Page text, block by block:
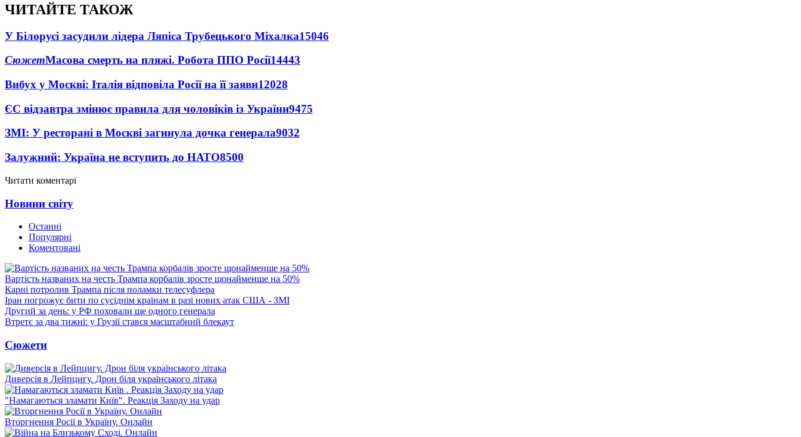
ЧИТАЙТЕ ТАКОЖ
У Білорусі засудили лідера Ляпіса Трубецького Міхалка15046
СюжетМасова смерть на пляжі. Робота ППО Росії14443
Вибух у Москві: Італія відповіла Росії на її заяви12028
ЄС відзавтра змінює правила для чоловіків із України9475
ЗМІ: У ресторані в Москві загинула дочка генерала9032
Залужний: Україна не вступить до НАТО8500
Читати коментарі
Новини світу
Останні
Популярні
Коментовані
Вартість названих на честь Трампа корбалів зросте щонайменше на 50%
Карні потролив Трампа після поламки телесуфлера
Іран погрожує бити по сусіднім країнам в разі нових атак США - ЗМІ
Другий за день: у РФ поховали ще одного генерала
Втретє за два тижні: у Грузії стався масштабний блекаут
Сюжети
Диверсія в Лейпцигу. Дрон біля українського літака
"Намагаються зламати Київ". Реакція Заходу на удар
Вторгнення Росії в Україну. Онлайн